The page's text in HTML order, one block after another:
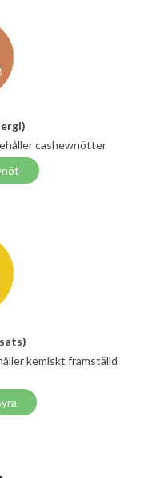
cashewnötter
kemiskt framställd